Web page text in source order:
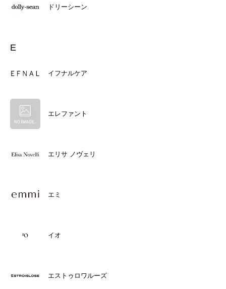
ドリーシーン
E
イフナルケア
エレファント
エリサ ノヴェリ
エミ
イオ
エストゥロワルーズ